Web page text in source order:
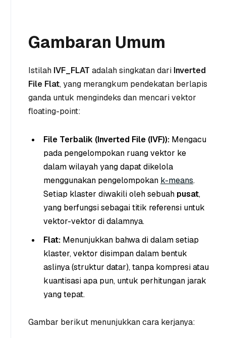
Gambaran Umum
Istilah IVF_FLAT adalah singkatan dari Inverted
File Flat, yang merangkum pendekatan berlapis
ganda untuk mengindeks dan mencari vektor
floating-point:
File Terbalik (Inverted File (IVF)): Mengacu
pada pengelompokan ruang vektor ke
dalam wilayah yang dapat dikelola
menggunakan pengelompokan k-means.
Setiap klaster diwakili oleh sebuah pusat,
yang berfungsi sebagai titik referensi untuk
vektor-vektor di dalamnya.
Flat: Menunjukkan bahwa di dalam setiap
klaster, vektor disimpan dalam bentuk
aslinya (struktur datar), tanpa kompresi atau
kuantisasi apa pun, untuk perhitungan jarak
yang tepat.
Gambar berikut menunjukkan cara kerjanya: